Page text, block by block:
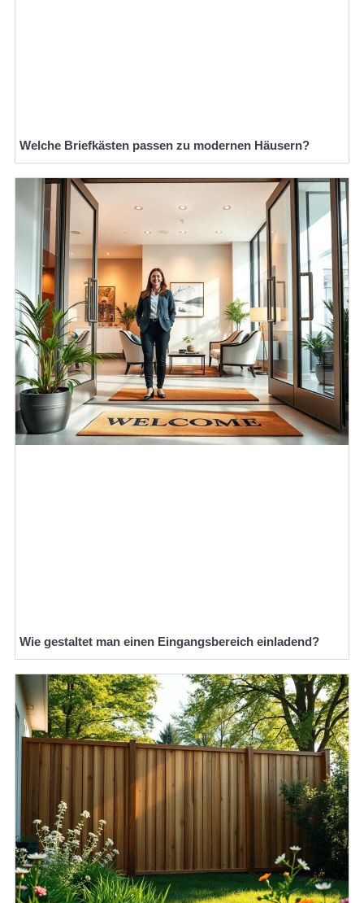
Welche Briefkästen passen zu modernen Häusern?
Wie gestaltet man einen Eingangsbereich einladend?